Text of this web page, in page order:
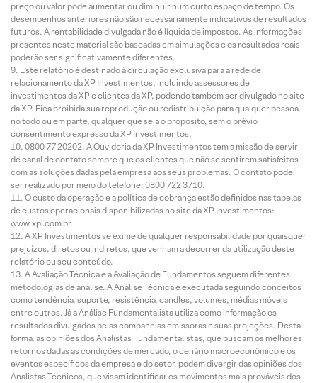
preço ou valor pode aumentar ou diminuir num curto espaço de tempo. Os
desempenhos anteriores não são necessariamente indicativos de resultados
futuros. A rentabilidade divulgada não é líquida de impostos. As informações
presentes neste material são baseadas em simulações e os resultados reais
poderão ser significativamente diferentes.
Este relatório é destinado à circulação exclusiva para a rede de
relacionamento da XP Investimentos, incluindo assessores de
investimentos da XP e clientes da XP, podendo também ser divulgado no site
da XP. Fica proibida sua reprodução ou redistribuição para qualquer pessoa,
no todo ou em parte, qualquer que seja o propósito, sem o prévio
consentimento expresso da XP Investimentos.
0800 77 20202. A Ouvidoria da XP Investimentos tem a missão de servir
de canal de contato sempre que os clientes que não se sentirem satisfeitos
com as soluções dadas pela empresa aos seus problemas. O contato pode
ser realizado por meio do telefone: 0800 722 3710.
O custo da operação e a política de cobrança estão definidos nas tabelas
de custos operacionais disponibilizadas no site da XP Investimentos:
www.xpi.com.br.
A XP Investimentos se exime de qualquer responsabilidade por quaisquer
prejuízos, diretos ou indiretos, que venham a decorrer da utilização deste
relatório ou seu conteúdo.
A Avaliação Técnica e a Avaliação de Fundamentos seguem diferentes
metodologias de análise. A Análise Técnica é executada seguindo conceitos
como tendência, suporte, resistência, candles, volumes, médias móveis
entre outros. Já a Análise Fundamentalista utiliza como informação os
resultados divulgados pelas companhias emissoras e suas projeções. Desta
forma, as opiniões dos Analistas Fundamentalistas, que buscam os melhores
retornos dadas as condições de mercado, o cenário macroeconômico e os
eventos específicos da empresa e do setor, podem divergir das opiniões dos
Analistas Técnicos, que visam identificar os movimentos mais prováveis dos